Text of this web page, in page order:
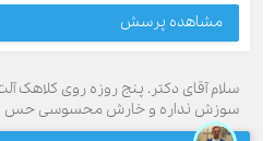
مشاهده پرسش
سلام آقای دکتر. پنج روزه روی کلاهک
سوزش نداره و خارش محسوسی حس